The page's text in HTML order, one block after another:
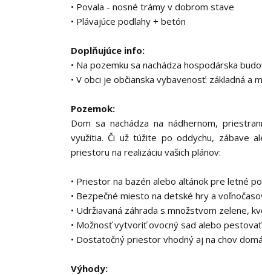
• Povala - nosné trámy v dobrom stave
• Plávajúce podlahy + betón
Doplňujúce info:
• Na pozemku sa nachádza hospodárska
• V obci je občianska vybavenosť: základná a
Pozemok:
Dom sa nachádza na nádhernom,
využitia. Či už túžite po oddychu, zábave
priestoru na realizáciu vašich plánov:
• Priestor na bazén alebo altánok pre letné
• Bezpečné miesto na detské hry a
• Udržiavaná záhrada s množstvom zelene,
• Možnosť vytvoriť ovocný sad alebo
• Dostatočný priestor vhodný aj na chov
Výhody: